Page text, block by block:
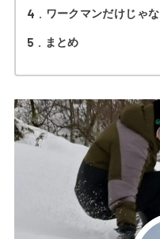
4 ワークマンだけじゃ
5 まとめ